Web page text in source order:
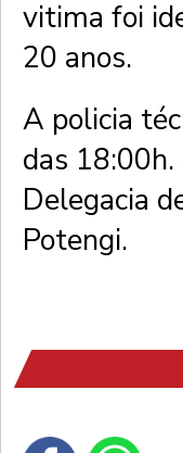
vitima foi
20 anos.
A policia
das
Delegacia
Potengi.